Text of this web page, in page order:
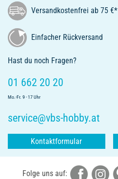
Versandkostenfrei ab 75 €*
Einfacher Rückversand
Hast du noch Fragen?
01 662 20 20
Mo.-Fr. 9 - 17 Uhr
service@vbs-hobby.at
Kontaktformular
Folge uns auf: